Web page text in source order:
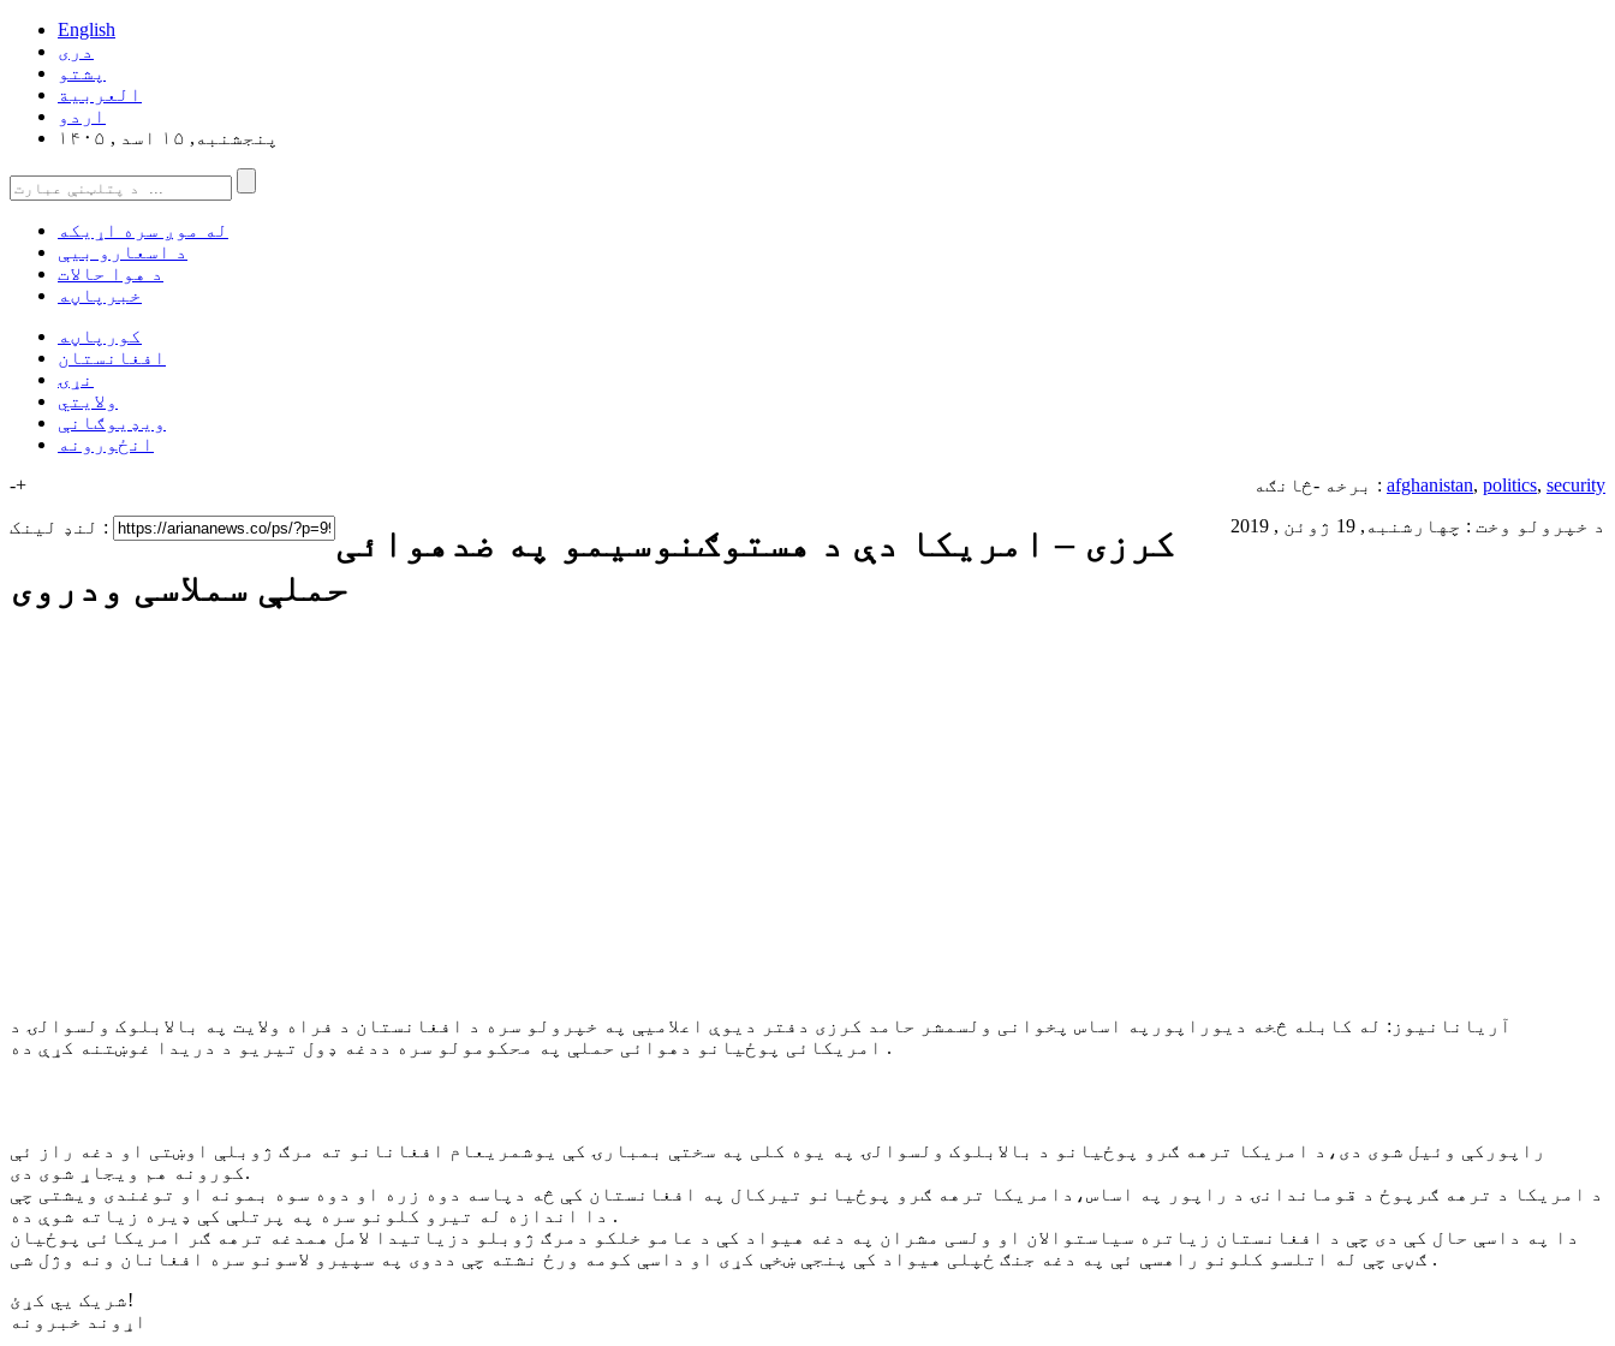
English
دری
پشتو
العربیة
اردو
پنجشنبه, ۱۵ اسد , ۱۴۰۵
له موږ سره اړیکه
د اسعارو بیې
د هوا حالات
خبرپاڼه
کورپاڼه
افغانستان
نړۍ
ولایتي
ویډیوګانې
انځورونه
برخه -څانګه : afghanistan, politics, security
-+
د خپرولو وخت : چهارشنبه, 19 ژوئن , 2019
لنډ لینک :
کرزی – امریکا دې د هستوګنوسیمو په ضدهوائی
حملې سملاسی ودروی
آریانانیوز: له کابله څخه دیوراپورپه اساس پخوانی ولسمشر حامد کرزی دفتر دیوې اعلامیې په خپرولو سره د افغانستان د فراه ولایت په بالابلوک ولسوالۍ د
امریکائی پوځیانو دهوائی حملې په محکومولو سره ددغه ډول تیریو د دریدا غوښتنه کړې ده .
راپورکې وئیل شوی دی،د امریکا ترهه ګرو پوځیانو د بالابلوک ولسوالۍ په یوه کلی په سختې بمبارۍ کې یوشمریعام افغانانو ته مرګ ژوبلې اوښتی او دغه راز ئې
کورونه هم ویجاړ شوی دی.
د امریکا د ترهه ګرپوځ د قوماندانۍ د راپور په اساس،دامریکا ترهه ګرو پوځیانو تیرکال په افغانستان کې څه دپاسه دوه زره او دوه سوه بمونه او توغندی ویشتی چې
دا اندازه له تیرو کلونو سره په پرتلې کې ډیره زیاته شوې ده .
دا په داسې حال کې دی چې د افغانستان زیاتره سیاستوالان او ولسی مشران په دغه هیواد کې د عامو خلکو دمرګ ژوبلو دزیاتیدا لامل همدغه ترهه ګر امریکائی پوځیان
ګڼی چې له اتلسو کلونو راهسې ئې په دغه جنګ ځپلی هیواد کې پنجې ښخې کړی او داسې کومه ورځ نشته چې ددوی په سپیرو لاسونو سره افغانان ونه وژل شی .
شریک یي کړئ!
اړوند خبرونه